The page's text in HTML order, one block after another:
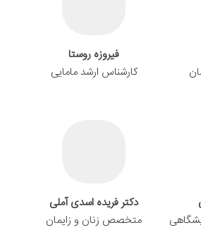
فیروزه روستا
کارشناس ارشد مامایی
دکتر فریده اسدی آملی
متخصص زنان و زایمان